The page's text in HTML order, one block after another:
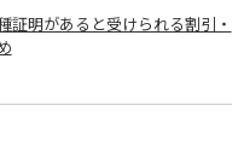
証明があると受けられる割引・